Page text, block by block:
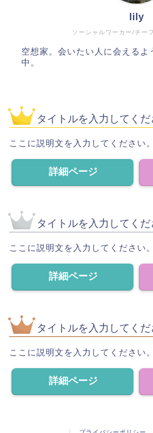
ソーシャルワーカー/チー
lily
空想家。会いたい人に会えるよ
中。
タイトルを入力してくだ
ここに説明文を入力してください。
詳細ページ
タイトルを入力してくだ
ここに説明文を入力してください。
詳細ページ
タイトルを入力してくだ
ここに説明文を入力してください。
詳細ページ